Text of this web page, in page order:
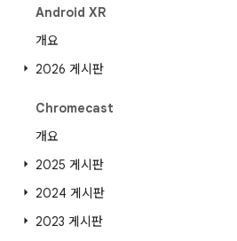
Android XR
개요
2026 게시판
Chromecast
개요
2025 게시판
2024 게시판
2023 게시판